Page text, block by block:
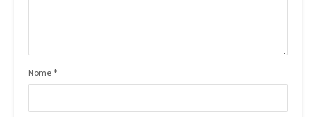
Nome *